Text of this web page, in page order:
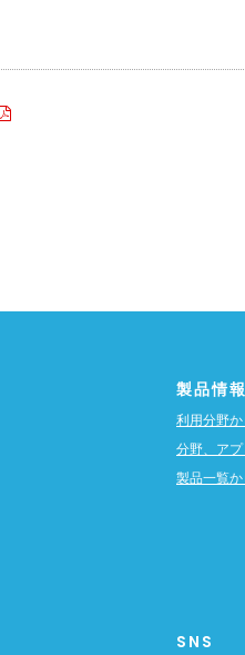
製品情報
利用分野
分野、ア
製品一覧
SNS